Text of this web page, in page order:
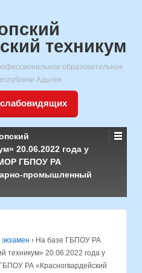
техникум
образовательное
Адыгея
20.06.2022 года у
ГБПОУ РА
промышленный
› На базе ГБПОУ РА
техникум» 20.06.2022 года у
РА «Красногвардейский